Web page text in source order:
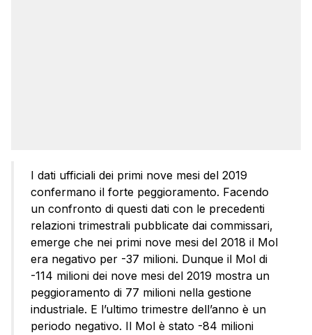
I dati ufficiali dei primi nove mesi del 2019
confermano il forte peggioramento. Facendo
un confronto di questi dati con le precedenti
relazioni trimestrali pubblicate dai commissari,
emerge che nei primi nove mesi del 2018 il Mol
era negativo per -37 milioni. Dunque il Mol di
-114 milioni dei nove mesi del 2019 mostra un
peggioramento di 77 milioni nella gestione
industriale. E l’ultimo trimestre dell’anno è un
periodo negativo. Il Mol è stato -84 milioni